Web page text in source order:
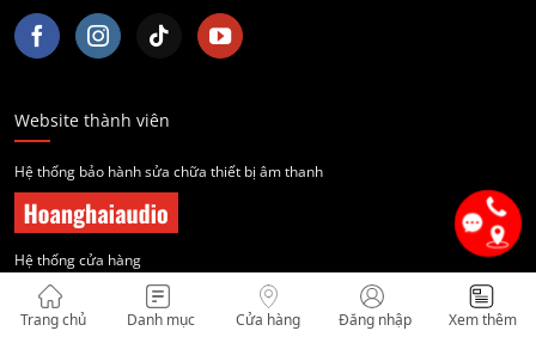
Website thành viên
Hệ thống bảo hành sửa chữa thiết bị âm thanh
Hệ thống cửa hàng
Trang chủ Danh mục Cửa hàng Đăng nhập Xem thêm